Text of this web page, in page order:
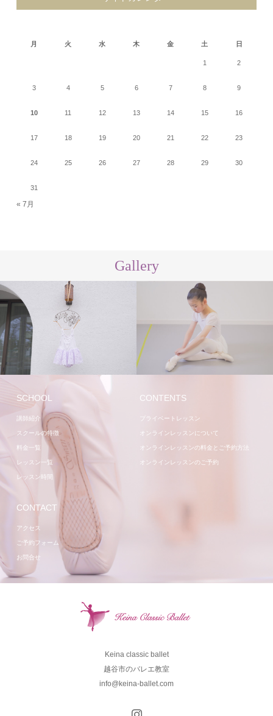
月
火 水 木 金 土 日
1 2
3 4 5 6 7 8 9
10 11 12 13 14 15 16
17 18 19 20 21 22 23
24 25 26 27 28 29 30
31
« 7月
Gallery
レッスン 講師
SCHOOL
講師紹介
スクールの特徴
料金一覧
レッスン一覧
レッスン時間
CONTENTS
プライベートレッスン
オンラインレッスンについて
オンラインレッスンの料金とご予約方法
オンラインレッスンのご予約
CONTACT
アクセス
ご予約フォーム
お問合せ
Keina classic ballet
越谷市のバレエ教室
info@keina-ballet.com